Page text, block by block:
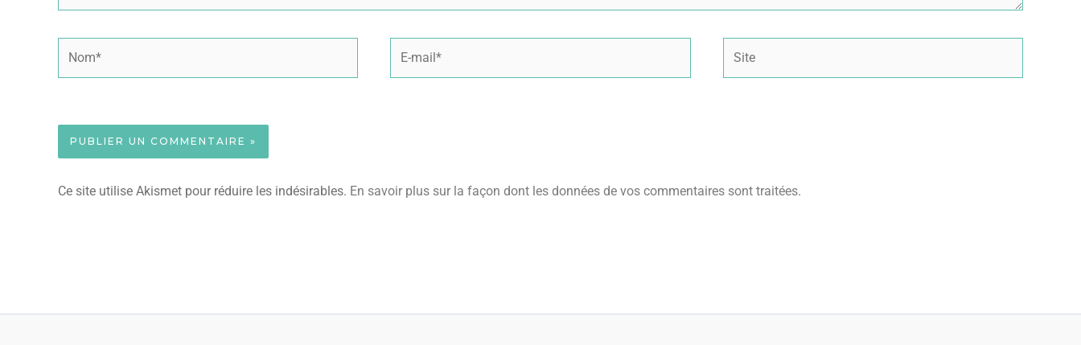
Ce site utilise Akismet pour réduire les indésirables. En savoir plus sur la façon dont les données de vos commentaires sont traitées.